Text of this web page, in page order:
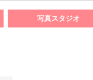
写真スタジオ